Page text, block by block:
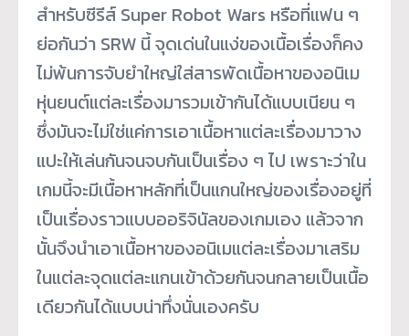
สำหรับซีรีส์ Super Robot Wars หรือที่แฟน ๆ
ย่อกันว่า SRW นี้ จุดเด่นในแง่ของเนื้อเรื่องก็คง
ไม่พ้นการจับยำใหญ่ใส่สารพัดเนื้อหาของอนิเม
หุ่นยนต์แต่ละเรื่องมารวมเข้ากันได้แบบเนียน ๆ
ซึ่งมันจะไม่ใช่แค่การเอาเนื้อหาแต่ละเรื่องมาวาง
แปะให้เล่นกันจนจบกันเป็นเรื่อง ๆ ไป เพราะว่าใน
เกมนี้จะมีเนื้อหาหลักที่เป็นแกนใหญ่ของเรื่องอยู่ที่
เป็นเรื่องราวแบบออริจินัลของเกมเอง แล้วจาก
นั้นจึงนำเอาเนื้อหาของอนิเมแต่ละเรื่องมาเสริม
ในแต่ละจุดแต่ละแกนเข้าด้วยกันจนกลายเป็นเนื้อ
เดียวกันได้แบบน่าทึ่งนั่นเองครับ